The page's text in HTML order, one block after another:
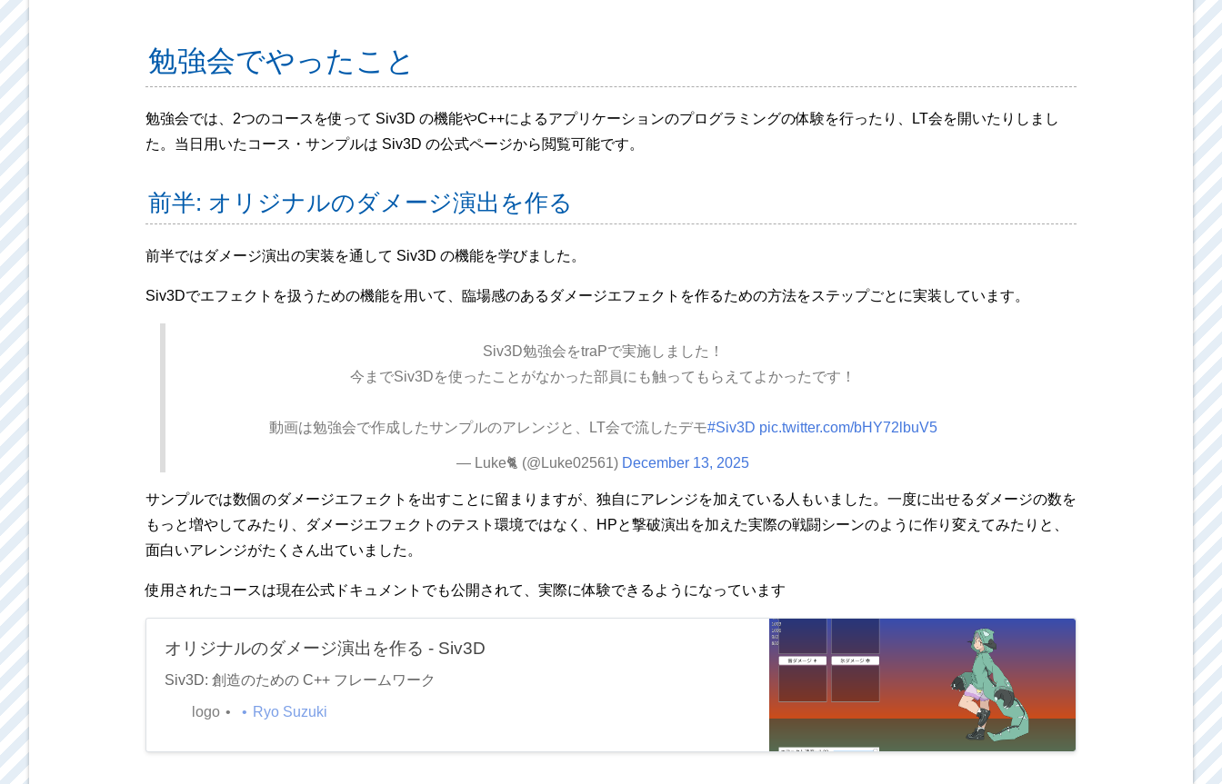
勉強会でやったこと
勉強会では、2つのコースを使って Siv3D の機能やC++によるアプリケーションのプログラミングの体験を行ったり、LT会を開いたりしまし
た。当日用いたコース・サンプルは Siv3D の公式ページから閲覧可能です。
前半: オリジナルのダメージ演出を作る
前半ではダメージ演出の実装を通して Siv3D の機能を学びました。
Siv3Dでエフェクトを扱うための機能を用いて、臨場感のあるダメージエフェクトを作るための方法をステップごとに実装しています。
Siv3D勉強会をtraPで実施しました！
今までSiv3Dを使ったことがなかった部員にも触ってもらえてよかったです！
動画は勉強会で作成したサンプルのアレンジと、LT会で流したデモ#Siv3D pic.twitter.com/bHY72lbuV5
— Luke🐈 (@Luke02561) December 13, 2025
サンプルでは数個のダメージエフェクトを出すことに留まりますが、独自にアレンジを加えている人もいました。一度に出せるダメージの数を
もっと増やしてみたり、ダメージエフェクトのテスト環境ではなく、HPと撃破演出を加えた実際の戦闘シーンのように作り変えてみたりと、
面白いアレンジがたくさん出ていました。
使用されたコースは現在公式ドキュメントでも公開されて、実際に体験できるようになっています
オリジナルのダメージ演出を作る - Siv3D
Siv3D: 創造のための C++ フレームワーク
logo Ryo Suzuki